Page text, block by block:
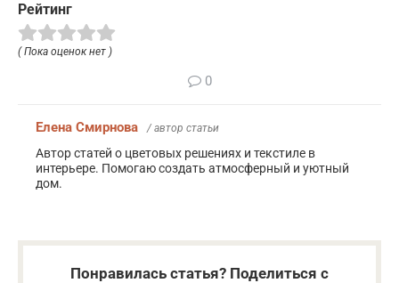
Рейтинг
( Пока оценок нет )
0
Елена Смирнова / автор статьи
Автор статей о цветовых решениях и текстиле в
интерьере. Помогаю создать атмосферный и уютный
дом.
Понравилась статья? Поделиться с